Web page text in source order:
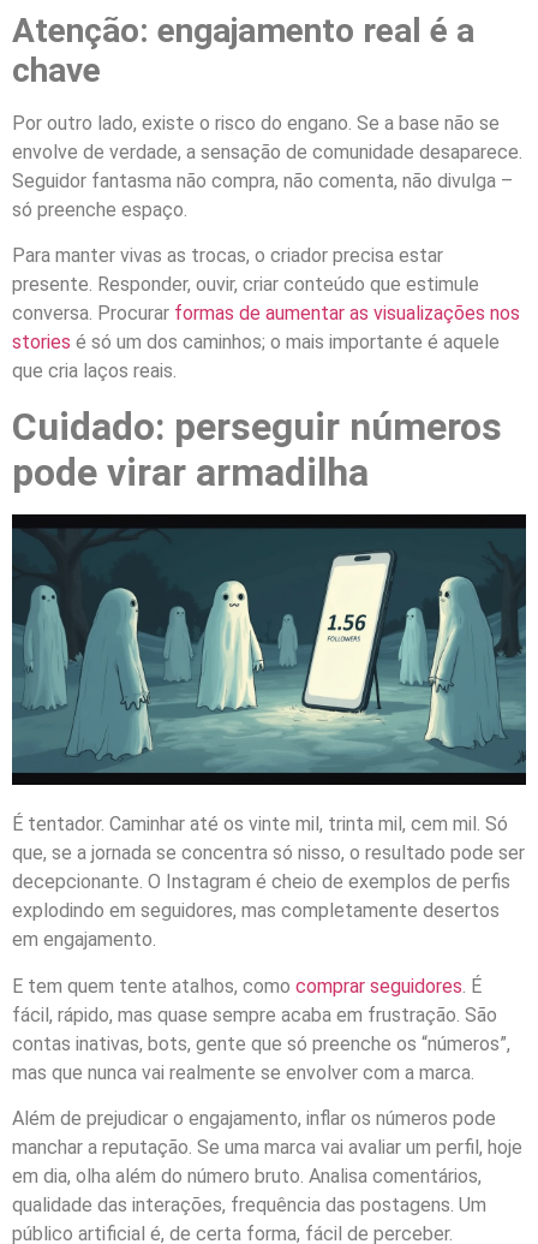
Atenção: engajamento real é a
chave
Por outro lado, existe o risco do engano. Se a base não se
envolve de verdade, a sensação de comunidade desaparece.
Seguidor fantasma não compra, não comenta, não divulga –
só preenche espaço.
Para manter vivas as trocas, o criador precisa estar
presente. Responder, ouvir, criar conteúdo que estimule
conversa. Procurar formas de aumentar as visualizações nos
stories é só um dos caminhos; o mais importante é aquele
que cria laços reais.
Cuidado: perseguir números
pode virar armadilha
É tentador. Caminhar até os vinte mil, trinta mil, cem mil. Só
que, se a jornada se concentra só nisso, o resultado pode ser
decepcionante. O Instagram é cheio de exemplos de perfis
explodindo em seguidores, mas completamente desertos
em engajamento.
E tem quem tente atalhos, como comprar seguidores . É
fácil, rápido, mas quase sempre acaba em frustração. São
contas inativas, bots, gente que só preenche os “números”,
mas que nunca vai realmente se envolver com a marca.
Além de prejudicar o engajamento, inflar os números pode
manchar a reputação. Se uma marca vai avaliar um perfil, hoje
em dia, olha além do número bruto. Analisa comentários,
qualidade das interações, frequência das postagens. Um
público artificial é, de certa forma, fácil de perceber.